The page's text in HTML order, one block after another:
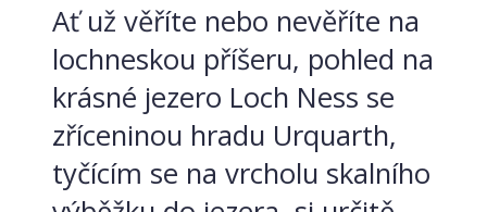
Ať už věříte nebo nevěříte na
lochneskou příšeru, pohled na
krásné jezero Loch Ness se
zříceninou hradu Urquarth,
tyčícím se na vrcholu skalního